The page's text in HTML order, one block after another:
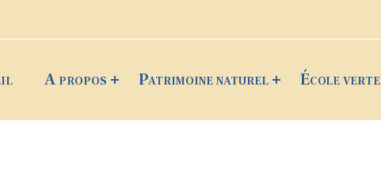
A propos Patrimoine naturel École verte